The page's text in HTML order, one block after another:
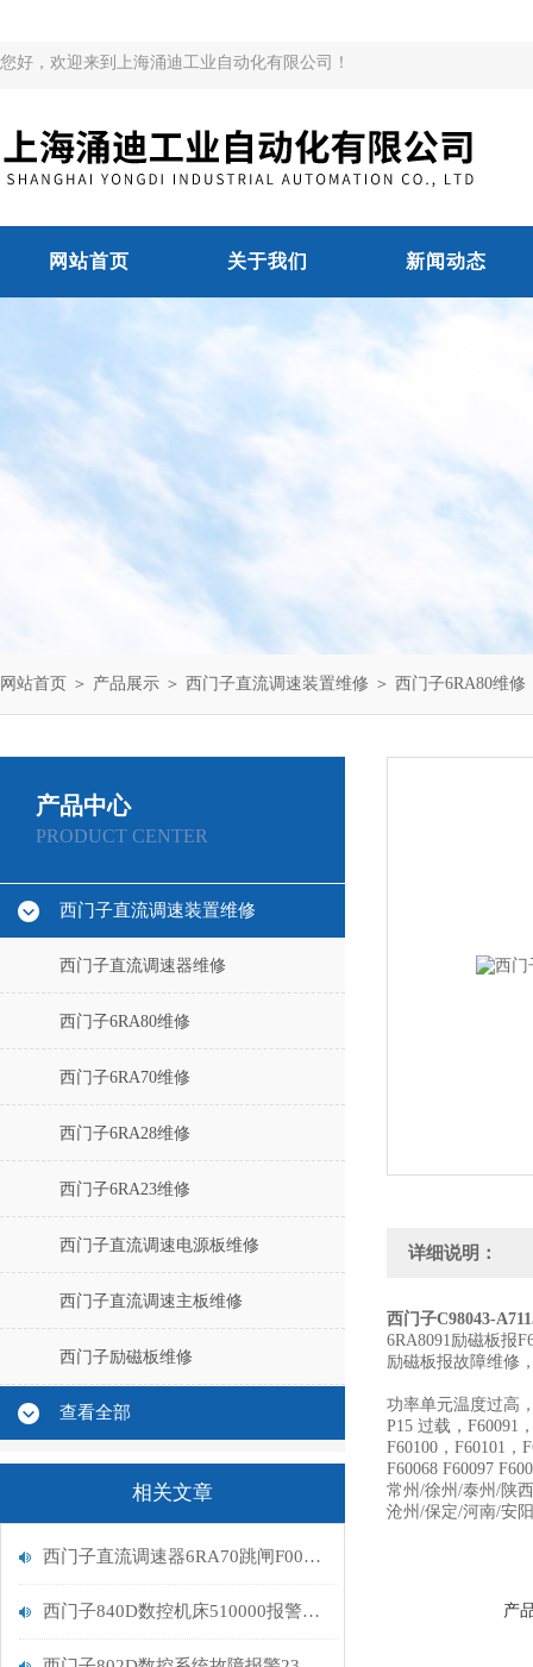
您好，欢迎来到上海涌迪工业自动化有限公司！
网站首页 关于我们 新闻动态
网站首页 ＞ 产品展示 ＞ 西门子直流调速装置维修 ＞ 西门子6RA80维修
产品中心
PRODUCT CENTER
西门子直流调速装置维修
西门子直流调速器维修
西门子6RA80维修
西门子6RA70维修
西门子6RA28维修
西门子6RA23维修
西门子直流调速电源板维修
西门子直流调速主板维修
西门子励磁板维修
查看全部
相关文章
西门子直流调速器6RA70跳闸F005励磁报警处理
西门子840D数控机床510000报警611D未准备好排查
详细说明：
西门子C98043-
6RA8091励磁板报
励磁板报故障维修
功率单元温度过高
P15 过载，F60091
F60100，F60101，
F60068 F60097
常州/徐州/泰州/陕
沧州/保定/河南/安
产